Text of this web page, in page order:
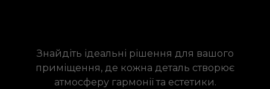
Знайдіть ідеальні рішення для вашого
приміщення, де кожна деталь створює
атмосферу гармонії та естетики.